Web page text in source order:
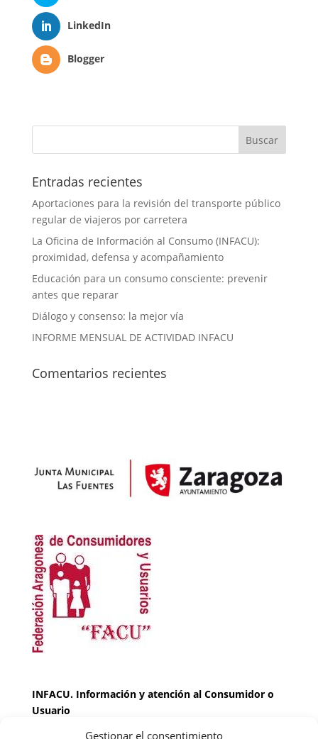
Gestionar el consentimiento
LinkedIn
Blogger
Entradas recientes
Aportaciones para la revisión del transporte público
regular de viajeros por carretera
La Oficina de Información al Consumo (INFACU):
proximidad, defensa y acompañamiento
Educación para un consumo consciente: prevenir
antes que reparar
Diálogo y consenso: la mejor vía
INFORME MENSUAL DE ACTIVIDAD INFACU
Comentarios recientes
INFACU. Información y atención al Consumidor o
Usuario